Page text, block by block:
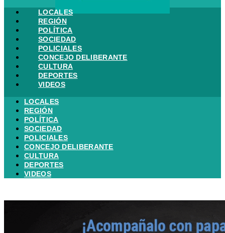
LOCALES
REGIÓN
POLÍTICA
SOCIEDAD
POLICIALES
CONCEJO DELIBERANTE
CULTURA
DEPORTES
VIDEOS
LOCALES
REGIÓN
POLÍTICA
SOCIEDAD
POLICIALES
CONCEJO DELIBERANTE
CULTURA
DEPORTES
VIDEOS